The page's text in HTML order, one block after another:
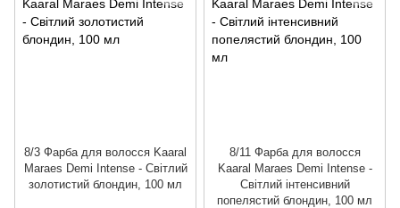
8/3 Фарба для волосся Kaaral
Maraes Demi Intense - Світлий
золотистий блондин, 100 мл
8/11 Фарба для волосся
Kaaral Maraes Demi Intense -
Світлий інтенсивний
попелястий блондин, 100 мл